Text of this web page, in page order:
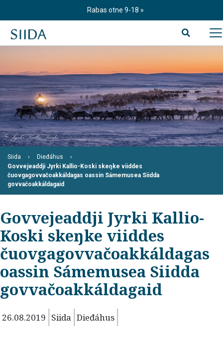
t
o
n
t
e
n
t
Rabas otne 9-18
Siida
Dieđáhus
Govvejeaddji Jyrki Kallio-Koski skeŋke viiddes
čuovgagovvačoakkáldagas oassin Sámemusea Siidda
govvačoakkáldagaid
Govvejeaddji Jyrki Kallio-
Koski skeŋke viiddes
čuovgagovvačoakkáldagas
oassin Sámemusea Siidda
govvačoakkáldagaid
26.08.2019 Siida Dieđáhus